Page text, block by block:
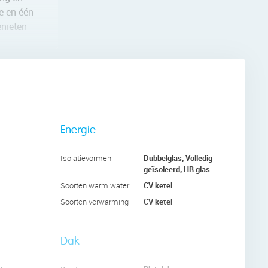
en één
licht
Energie
Isolatievormen
Dubbelglas, Volledig
geïsoleerd, HR glas
Soorten warm water CV ketel
Soorten verwarming CV ketel
Dak